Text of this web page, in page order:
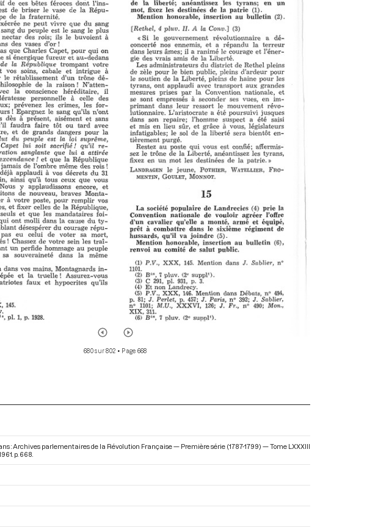
680 sur 802 • Page 668
: Archives parlementaires de la Révolution Française — Première série (1787-1799) — Tome LXXXIII
1961. p. 668.